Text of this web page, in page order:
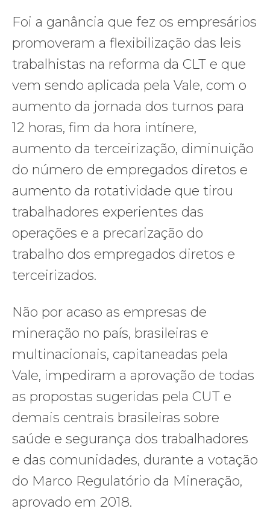
Foi a ganância que fez os empresários
promoveram a flexibilização das leis
trabalhistas na reforma da CLT e que
vem sendo aplicada pela Vale, com o
aumento da jornada dos turnos para
12 horas, fim da hora intínere,
aumento da terceirização, diminuição
do número de empregados diretos e
aumento da rotatividade que tirou
trabalhadores experientes das
operações e a precarização do
trabalho dos empregados diretos e
terceirizados.
Não por acaso as empresas de
mineração no país, brasileiras e
multinacionais, capitaneadas pela
Vale, impediram a aprovação de todas
as propostas sugeridas pela CUT e
demais centrais brasileiras sobre
saúde e segurança dos trabalhadores
e das comunidades, durante a votação
do Marco Regulatório da Mineração,
aprovado em 2018.